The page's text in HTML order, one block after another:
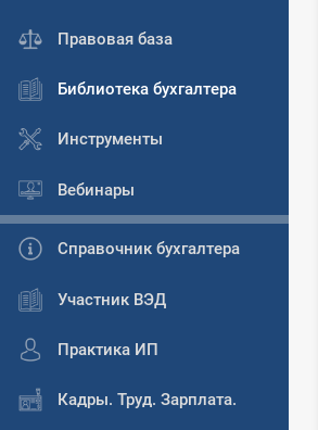
Правовая база
Библиотека бухгалтера
Инструменты
Вебинары
Справочник бухгалтера
Участник ВЭД
Практика ИП
Кадры. Труд. Зарплата.